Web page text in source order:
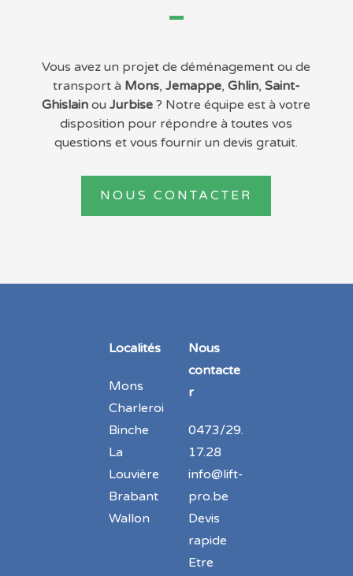
Vous avez un projet de déménagement ou de
transport à Mons, Jemappe, Ghlin, Saint-
Ghislain ouJurbise ? Notre équipe est à votre
disposition pour répondre à toutes vos
questions et vous fournir un devis gratuit.
NOUS CONTACTER
Localités
Mons
Charleroi
Binche
La
Louvière
Brabant
Wallon
Nous
contacte
r
0473/29.
17.28
info@lift-
pro.be
Devis
rapide
Etre